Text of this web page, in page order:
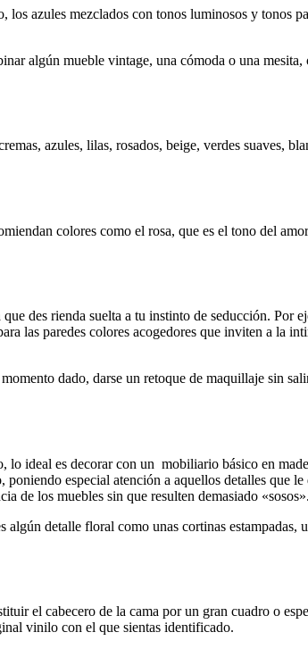
azules mezclados con tonos luminosos y tonos
algún mueble vintage, una cómoda o una mesita,
azules, lilas, rosados, beige, verdes suaves,
colores como el rosa, que es el tono del
des rienda suelta a tu instinto de seducción. Por
las paredes colores acogedores que inviten a la
dado, darse un retoque de maquillaje sin
lo ideal es decorar con un mobiliario básico en
especial atención a aquellos detalles que le
de los muebles sin que resulten demasiado «sosos».
detalle floral como unas cortinas estampadas,
el cabecero de la cama por un gran cuadro o
vinilo con el que sientas identificado.